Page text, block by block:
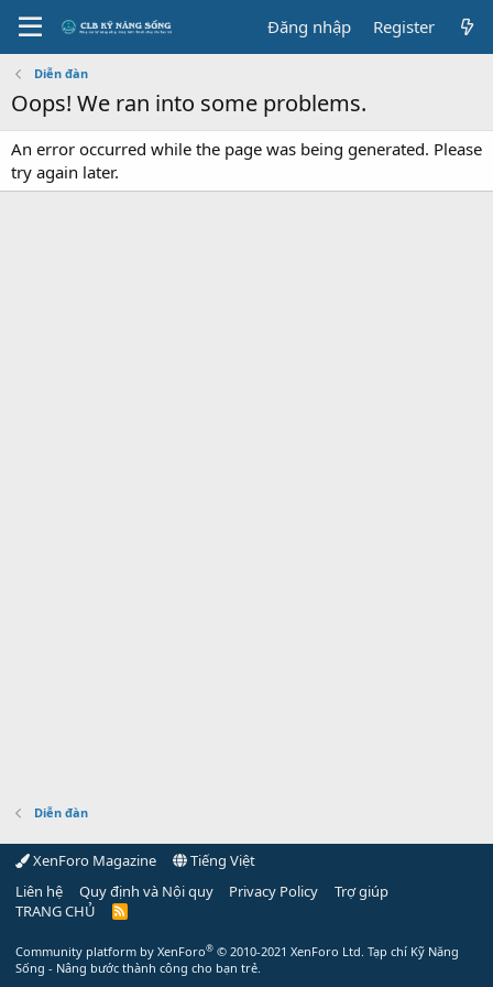
Đăng nhập Register
Diễn đàn
Oops! We ran into some problems.
An error occurred while the page was being generated. Please
try again later.
Diễn đàn
XenForo Magazine
Tiếng Việt
Liên hệ
Quy định và Nội quy Privacy Policy
Trợ giúp
TRANG CHỦ
R
Community platform by XenForo® © 2010-2021 XenForo Ltd. Tạp chí Kỹ Năng
Sống - Nâng bước thành công cho bạn trẻ.